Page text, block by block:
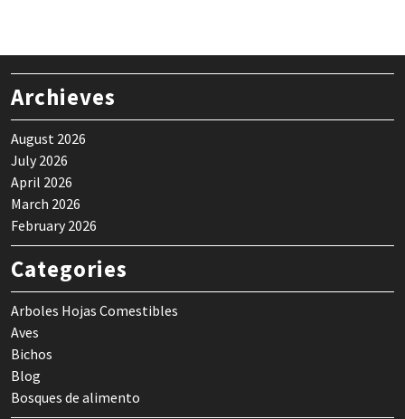
Archieves
August 2026
July 2026
April 2026
March 2026
February 2026
Categories
Arboles Hojas Comestibles
Aves
Bichos
Blog
Bosques de alimento